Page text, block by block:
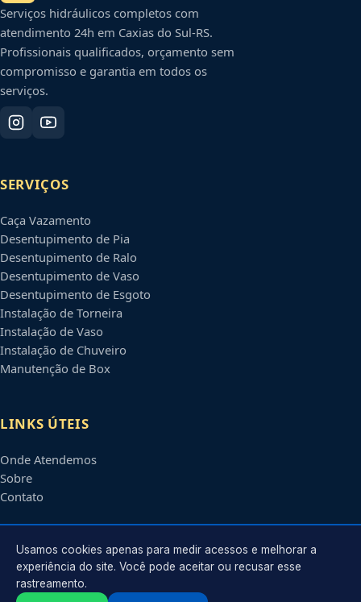
Serviços hidráulicos completos com
atendimento 24h em Caxias do Sul-RS.
Profissionais qualificados, orçamento sem
compromisso e garantia em todos os
serviços.
SERVIÇOS
Caça Vazamento
Desentupimento de Pia
Desentupimento de Ralo
Desentupimento de Vaso
Desentupimento de Esgoto
Instalação de Torneira
Instalação de Vaso
Instalação de Chuveiro
Manutenção de Box
LINKS ÚTEIS
Onde Atendemos
Sobre
Contato
CONTATO
Atendimento em
Usamos cookies apenas para medir acessos e melhorar a
experiência do site. Você pode aceitar ou recusar esse
rastreamento.